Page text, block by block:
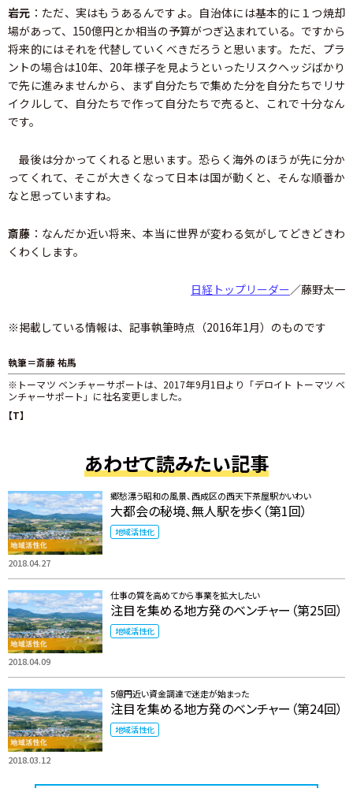
岩元 ：ただ、実はもうあるんですよ。自治体には基本的に１つ焼却
場があって、150億円とか相当の予算がつぎ込まれている。ですから
将来的にはそれを代替していくべきだろうと思います。ただ、プラ
ントの場合は10年、20年様子を見ようといったリスクヘッジばかり
で先に進みませんから、まず自分たちで集めた分を自分たちでリサ
イクルして、自分たちで作って自分たちで売ると、これで十分なん
です。
最後は分かってくれると思います。恐らく海外のほうが先に分か
ってくれて、そこが大きくなって日本は国が動くと、そんな順番か
なと思っていますね。
斎藤 ：なんだか近い将来、本当に世界が変わる気がしてどきどきわ
くわくします。
日経トップリーダー／藤野太一
※掲載している情報は、記事執筆時点（2016年1月）のものです
執筆＝斎藤 祐馬
※トーマツ ベンチャーサポートは、2017年9月1日より「デロイト トーマツ ベ
ンチャーサポート」に社名変更しました。
【T】
あわせて読みたい記事
2018.04.27
郷愁漂う昭和の風景、西成区の西天下茶屋駅かいわい
大都会の秘境、無人駅を歩く（第1回）
地域活性化
2018.04.09
仕事の質を高めてから事業を拡大したい
注目を集める地方発のベンチャー（第25回）
地域活性化
2018.03.12
5億円近い資金調達で迷走が始まった
注目を集める地方発のベンチャー（第24回）
地域活性化